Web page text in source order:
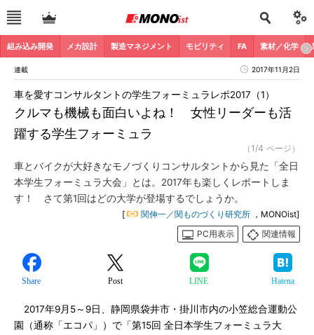
組み込み開発 メカ設計 製造マネジメント モビリティ FA 素材／化学
連載 2017年11月2日
クルマも機械も面白いよね！ 女性リーダーも活
躍する学生フォーミュラ
車を愛すコンサルタントの学生フォーミュラレポ2017（1）
（1/4 ページ）
車とバイクが大好きなモノづくりコンサルタントから見た「全日
本学生フォーミュラ大会」とは。2017年も楽しくレポートしま
す！ さて第1回はどの大学が登場するでしょうか。
[ 関伸一／関ものづくり研究所 ，MONOist]
PC用表示
関連情報
Share Post LINE Hatena
2017年9月5～9日、静岡県袋井市・掛川市内の小笠総合運動公
園（通称「エコパ」）で「第15回 全日本学生フォーミュラ大